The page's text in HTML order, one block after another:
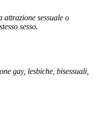
sessuale o
sesso.
gay, lesbiche, bisessuali,